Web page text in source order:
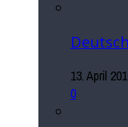
13. April
0